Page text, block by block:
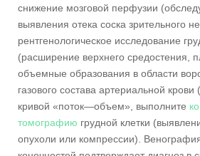
снижение мозговой перфузии
выявления отека соска зрительного
рентгенологическое исследование
(расширение верхнего средостения,
объемные образования в области
газового состава артериальной крови
кривой «поток—объем», выполните
томографию грудной клетки
опухоли или компрессии).